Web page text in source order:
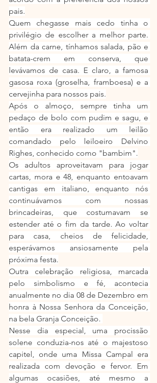
pais.
Quem chegasse mais cedo tinha o
privilégio de escolher a melhor parte.
Além da carne, tínhamos salada, pão e
batata-crem em conserva, que
levávamos de casa. E claro, a famosa
gasosa roxa (groselha, framboesa) e a
cervejinha para nossos pais.
Após o almoço, sempre tinha um
pedaço de bolo com pudim e sagu, e
então era realizado um leilão
comandado pelo leiloeiro Delvino
Righes, conhecido como "bambim".
Os adultos aproveitavam para jogar
cartas, mora e 48, enquanto entoavam
cantigas em italiano, enquanto nós
continuávamos com nossas
brincadeiras, que costumavam se
estender até o fim da tarde. Ao voltar
para casa, cheios de felicidade,
esperávamos ansiosamente pela
próxima festa.
Outra celebração religiosa, marcada
pelo simbolismo e fé, acontecia
anualmente no dia 08 de Dezembro em
honra à Nossa Senhora da Conceição,
na bela Granja Conceição.
Nesse dia especial, uma procissão
solene conduzia-nos até o majestoso
capitel, onde uma Missa Campal era
realizada com devoção e fervor. Em
algumas ocasiões, até mesmo a